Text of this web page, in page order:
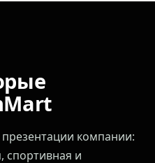
компании:
спортивная и